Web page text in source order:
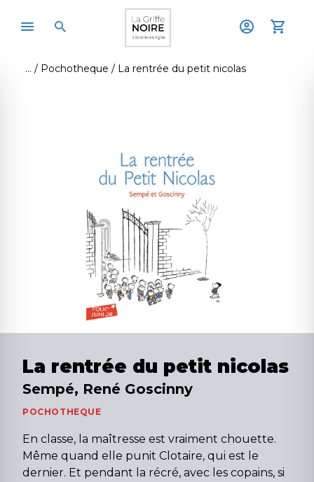
Pochotheque La rentrée du petit nicolas
La rentrée du petit nicolas
Sempé, René Goscinny
POCHOTHEQUE
En classe, la maîtresse est vraiment chouette.
Même quand elle punit Clotaire, qui est le
dernier. Et pendant la récré, avec les copains, si